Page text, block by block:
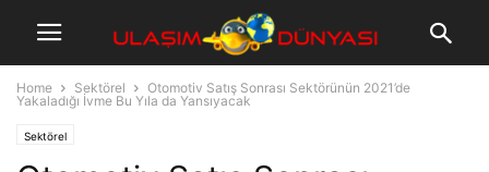
Home Sektörel
Otomotiv Satış Sonrası Sektörünün 2021’de
Yakaladığı İvme Bu Yıla da Yansıyacak
Sektörel